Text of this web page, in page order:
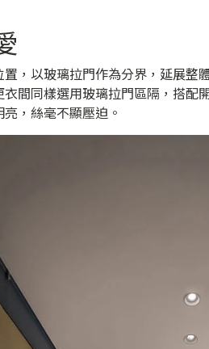
，以玻璃拉門作為分界，延展整
間同樣選用玻璃拉門區隔，搭配
，絲毫不顯壓迫。